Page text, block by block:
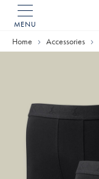
MENU
Home
Home Accessories